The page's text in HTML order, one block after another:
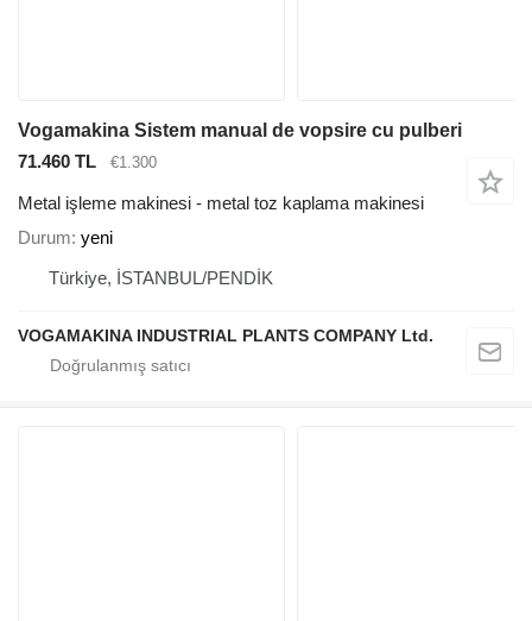
Vogamakina Sistem manual de vopsire cu pulberi
71.460 TL
€1.300
Metal işleme makinesi - metal toz kaplama makinesi
Durum yeni
Türkiye, İSTANBUL/PENDİK
VOGAMAKINA INDUSTRIAL PLANTS COMPANY Ltd.